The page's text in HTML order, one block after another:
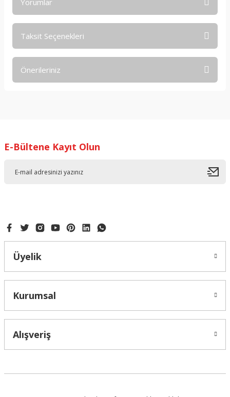
Yorumlar
Taksit Seçenekleri
Önerileriniz
Ürün resmi kalitesiz, bozuk veya görüntülenemiyor.
E-Bültene Kayıt Olun
Üyelik
Kurumsal
Alışveriş